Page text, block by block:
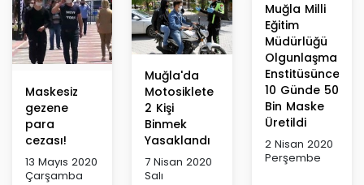
Maskesiz
gezene
para
cezası!
13 Mayıs 2020
Çarşamba
Muğla'da
Motosiklete
2 Kişi
Binmek
Yasaklandı
7 Nisan 2020
Salı
Muğla Milli
Eğitim
Müdürlüğü
Olgunlaşma
Enstitüsünce
10 Günde 50
Bin Maske
Üretildi
2 Nisan 2020
Perşembe